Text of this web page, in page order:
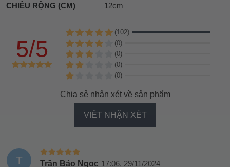
CHIỀU RỘNG (CM) 12cm
5/5
(102)
(0)
(0)
(0)
(0)
Chia sẻ nhận xét về sản phẩm
VIẾT NHẬN XÉT
T Trần Bảo Ngọc 17:06, 29/11/2024